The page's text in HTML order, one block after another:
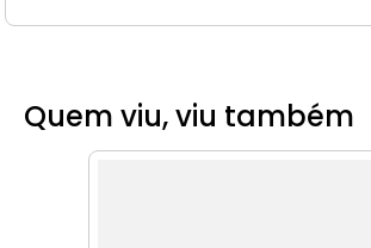
Quem viu, viu também